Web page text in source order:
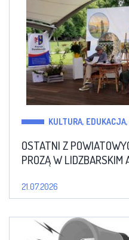
KULTURA,
OSTATNI Z
PROZĄ W LIDZBARSKIM
21.07.2026